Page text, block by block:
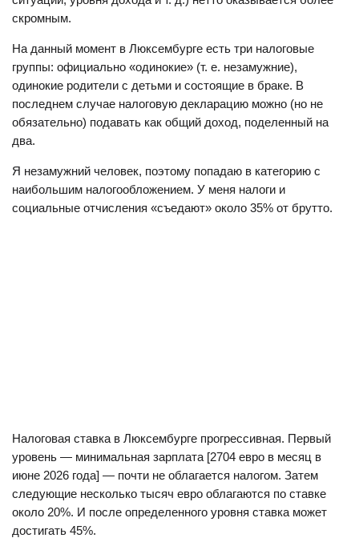
скромным.
На данный момент в Люксембурге есть три налоговые
группы: официально «одинокие» (т. е. незамужние),
одинокие родители с детьми и состоящие в браке. В
последнем случае налоговую декларацию можно (но не
обязательно) подавать как общий доход, поделенный на
два.
Я незамужний человек, поэтому попадаю в категорию с
наибольшим налогообложением. У меня налоги и
социальные отчисления «съедают» около 35% от брутто.
Налоговая ставка в Люксембурге прогрессивная. Первый
уровень — минимальная зарплата [2704 евро в месяц в
июне 2026 года] — почти не облагается налогом. Затем
следующие несколько тысяч евро облагаются по ставке
около 20%. И после определенного уровня ставка может
достигать 45%.